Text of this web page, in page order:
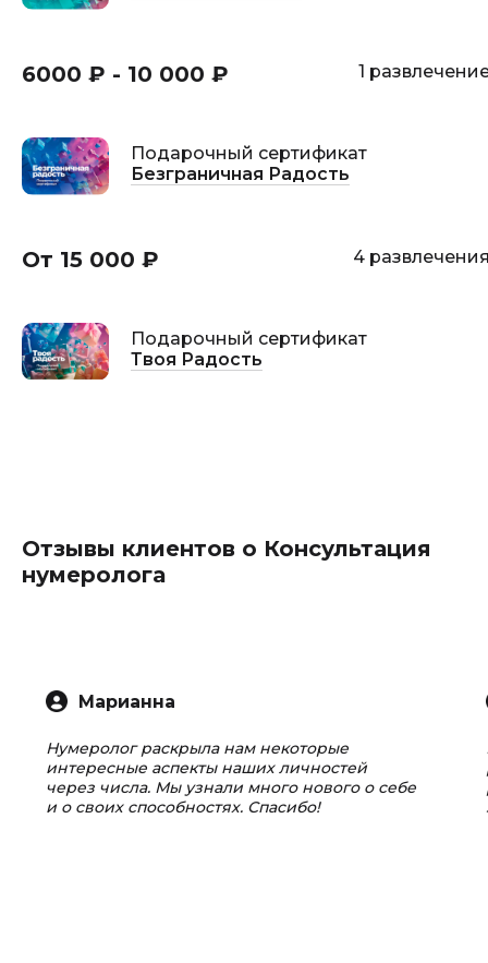
6000 ₽ - 10 000 ₽ 1
Подарочный сертификат
Безграничная Радость
От 15 000 ₽ 4
Подарочный сертификат
Твоя Радость
Отзывы клиентов о Консультация
нумеролога
Марианна
Нумеролог раскрыла нам некоторые
интересные аспекты наших личностей
через числа. Мы узнали много нового о себе
и о своих способностях. Спасибо!